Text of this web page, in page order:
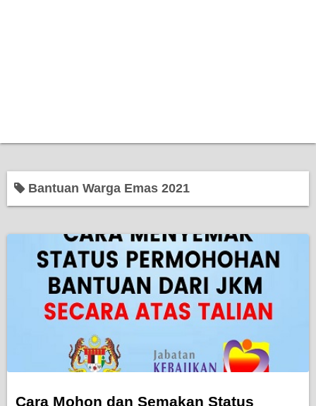
Bantuan Warga Emas 2021
Cara Mohon dan Semakan Status